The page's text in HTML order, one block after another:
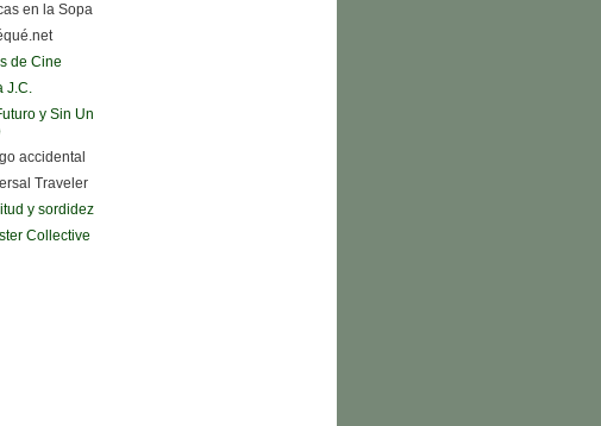
en la Sopa
de Cine
J.C.
y Sin Un
accidental
Traveler
y sordidez
Collective